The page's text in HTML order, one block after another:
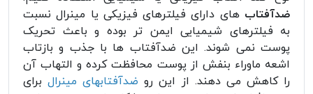
ضدآفتاب های دارای فیلترهای فیزیکی یا مینرال نسبت
به فیلترهای شیمیایی ایمن تر بوده و باعث تحریک
پوست نمی شوند. این ضدآفتاب ها با جذب و بازتاب
اشعه ماوراء بنفش از پوست محافظت کرده و التهاب آن
را کاهش می دهند. از این رو ضدآفتابهای مینرال برای